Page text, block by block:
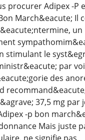
procurer Adipex -P
March&eacute; Il
un
stimulant le
par
des
37,5 mg par
-p bon
Mais juste